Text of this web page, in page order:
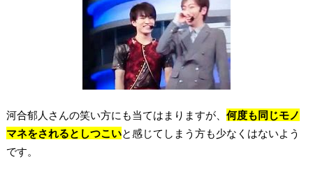
河合郁人さんの笑い方にも当てはまりますが、 何度も同じモノ
マネをされるとしつこいと感じてしまう方も少なくはないよう
です。